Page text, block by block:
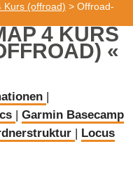
Kurs (offroad) > Offroad-
4 KURS
|
| Garmin Basecamp
| Locus